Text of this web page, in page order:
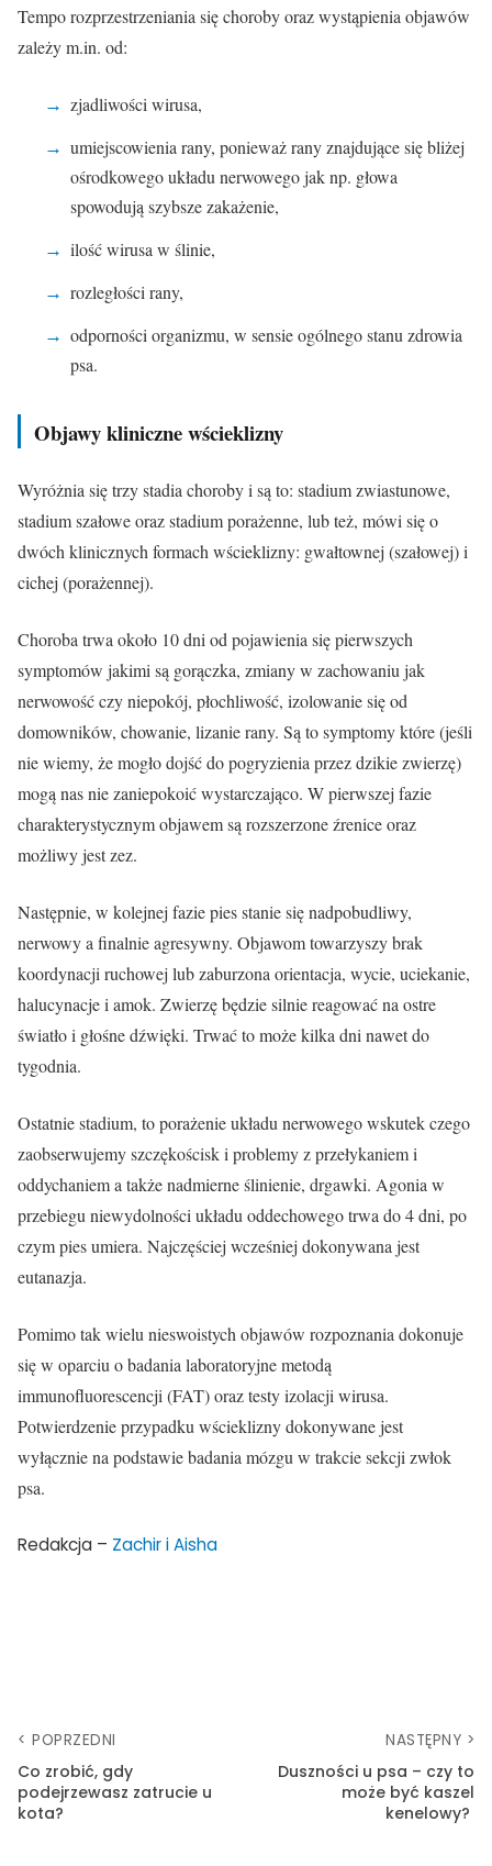
TAK, JESTEM PROFESIONALISTĄ
Nie jestem profesionalistą
Tempo rozprzestrzeniania się choroby oraz wystąpienia objawów
zależy m.in. od:
zjadliwości wirusa,
umiejscowienia rany, ponieważ rany znajdujące się bliżej
ośrodkowego układu nerwowego jak np. głowa
spowodują szybsze zakażenie,
ilość wirusa w ślinie,
rozległości rany,
odporności organizmu, w sensie ogólnego stanu zdrowia
psa.
Objawy kliniczne wścieklizny
Wyróżnia się trzy stadia choroby i są to: stadium zwiastunowe,
stadium szałowe oraz stadium porażenne, lub też, mówi się o
dwóch klinicznych formach wścieklizny: gwałtownej (szałowej) i
cichej (porażennej).
Choroba trwa około 10 dni od pojawienia się pierwszych
symptomów jakimi są gorączka, zmiany w zachowaniu jak
nerwowość czy niepokój, płochliwość, izolowanie się od
domowników, chowanie, lizanie rany. Są to symptomy które (jeśli
nie wiemy, że mogło dojść do pogryzienia przez dzikie zwierzę)
mogą nas nie zaniepokoić wystarczająco. W pierwszej fazie
charakterystycznym objawem są rozszerzone źrenice oraz
możliwy jest zez.
Następnie, w kolejnej fazie pies stanie się nadpobudliwy,
nerwowy a finalnie agresywny. Objawom towarzyszy brak
koordynacji ruchowej lub zaburzona orientacja, wycie, uciekanie,
halucynacje i amok. Zwierzę będzie silnie reagować na ostre
światło i głośne dźwięki. Trwać to może kilka dni nawet do
tygodnia.
Ostatnie stadium, to porażenie układu nerwowego wskutek czego
zaobserwujemy szczękościsk i problemy z przełykaniem i
oddychaniem a także nadmierne ślinienie, drgawki. Agonia w
przebiegu niewydolności układu oddechowego trwa do 4 dni, po
czym pies umiera. Najczęściej wcześniej dokonywana jest
eutanazja.
Pomimo tak wielu nieswoistych objawów rozpoznania dokonuje
się w oparciu o badania laboratoryjne metodą
immunofluorescencji (FAT) oraz testy izolacji wirusa.
Potwierdzenie przypadku wścieklizny dokonywane jest
wyłącznie na podstawie badania mózgu w trakcie sekcji zwłok
psa.
Redakcja – Zachir i Aisha
< POPRZEDNI
Co zrobić, gdy
podejrzewasz zatrucie u
kota?
NASTĘPNY >
Duszności u psa – czy to
może być kaszel
kenelowy?